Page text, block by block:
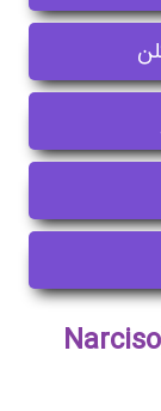
بررسی تخصصی عطر و ادکلن (Narciso